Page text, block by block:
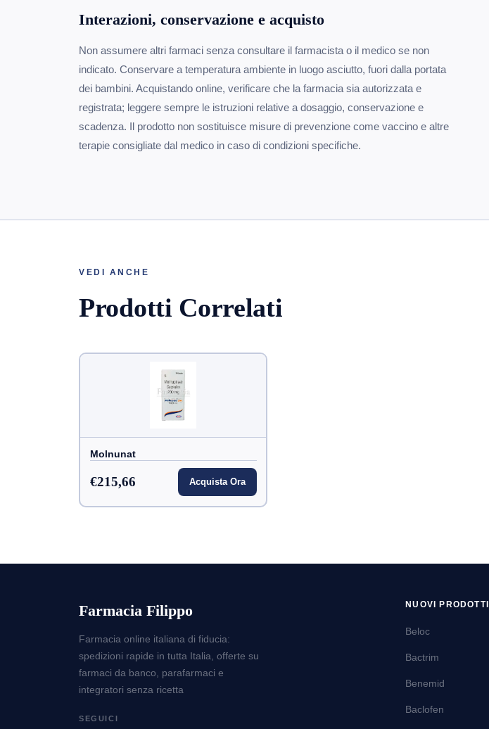
Interazioni, conservazione e acquisto
Non assumere altri farmaci senza consultare il farmacista o il medico se non
indicato. Conservare a temperatura ambiente in luogo asciutto, fuori dalla portata
dei bambini. Acquistando online, verificare che la farmacia sia autorizzata e
registrata; leggere sempre le istruzioni relative a dosaggio, conservazione e
scadenza. Il prodotto non sostituisce misure di prevenzione come vaccino e altre
terapie consigliate dal medico in caso di condizioni specifiche.
VEDI ANCHE
Prodotti Correlati
Molnunat
€215,66 Acquista Ora
Farmacia Filippo
Farmacia online italiana di fiducia:
spedizioni rapide in tutta Italia, offerte su
farmaci da banco, parafarmaci e
integratori senza ricetta
SEGUICI
NUOVI PRODOTTI
Beloc
Bactrim
Benemid
Baclofen